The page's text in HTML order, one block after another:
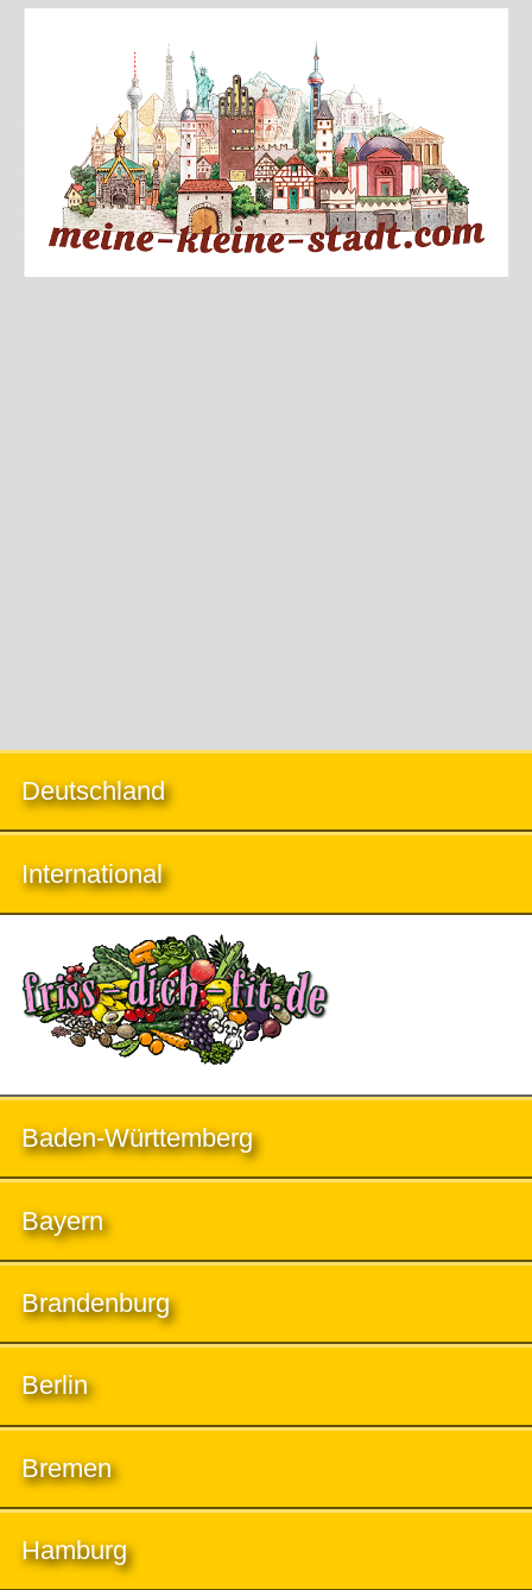
Deutschland
International
Baden-Württemberg
Bayern
Brandenburg
Berlin
Bremen
Hamburg